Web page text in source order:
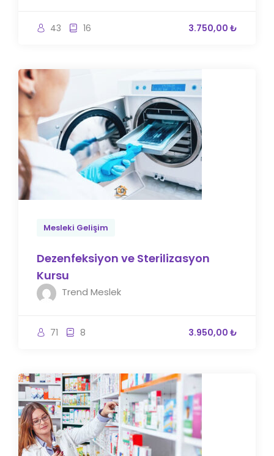
43 16 3.750,00 ₺
Mesleki Gelişim
Dezenfeksiyon ve Sterilizasyon
Kursu
Trend Meslek
71 8 3.950,00 ₺